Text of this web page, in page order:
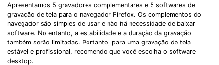
Apresentamos 5 gravadores complementares e 5 softwares de
gravação de tela para o navegador Firefox. Os complementos do
navegador são simples de usar e não há necessidade de baixar
software. No entanto, a estabilidade e a duração da gravação
também serão limitadas. Portanto, para uma gravação de tela
estável e profissional, recomendo que você escolha o software
desktop.